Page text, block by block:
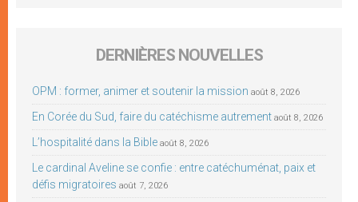
DERNIÈRES NOUVELLES
OPM : former, animer et soutenir la mission août 8, 2026
En Corée du Sud, faire du catéchisme autrement août 8, 2026
L’hospitalité dans la Bible août 8, 2026
Le cardinal Aveline se confie : entre catéchuménat, paix et
défis migratoires août 7, 2026